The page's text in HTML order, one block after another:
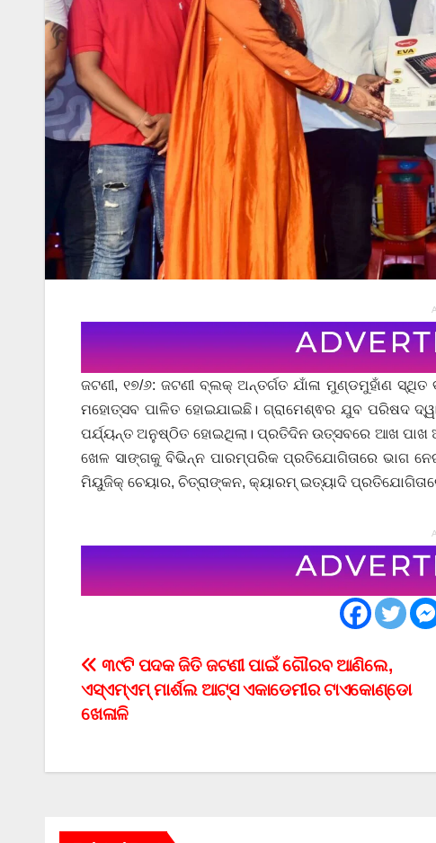
ଜଟଣୀ, ୧୭/୬: ଜଟଣୀ ବ୍ଲକ୍ ଅନ୍ତର୍ଗତ ଯାଁଳା ମୁଣ୍ଡମୁହାଁଣ
ମହୋତ୍ସବ ପାଳିତ ହୋଇଯାଇଛି। ଗ୍ରାମେଶ୍ଵର ଯୁବ ପରିଷଦ
ପର୍ଯ୍ୟନ୍ତ ଅନୁଷ୍ଠିତ ହୋଇଥିଲା। ପ୍ରତିଦିନ ଉତ୍ସବରେ ଆଖ ପାଖ
ଖେଳ ସାଙ୍ଗକୁ ବିଭିନ୍ନ ପାରମ୍ପରିକ ପ୍ରତିଯୋଗିତାରେ ଭାଗ
ମିୟୁଜିକ୍ ଚେୟାର, ଚିତ୍ରାଙ୍କନ, କ୍ୟାରମ୍ ଇତ୍ୟାଦି
Post
navigation
୩୯ଟି ପଦକ ଜିତି ଜଟଣୀ ପାଇଁ ଗୌରବ ଆଣିଲେ,
ଏସ୍ଏମ୍ଏମ୍ ମାର୍ଶଲ ଆଟ୍ସ ଏକାଡେମୀର ଟାଏକୋଣ୍ଡୋ
ଖେଳାଳି